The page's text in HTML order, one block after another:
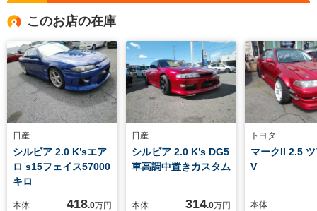
このお店の在庫
日産
シルビア 2.0 K’sエア
ロ s15フェイス57000
キロ
本体 418.0万円
日産
シルビア 2.0 K’s DG5
車高調中置きカスタム
本体 314.0万円
トヨタ
マークII 2.5
V
本体